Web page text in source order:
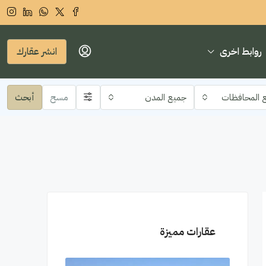
روابط اخرى انشر عقارك
المحافظات جميع المدن مسح أبحث
عقارات مميزة